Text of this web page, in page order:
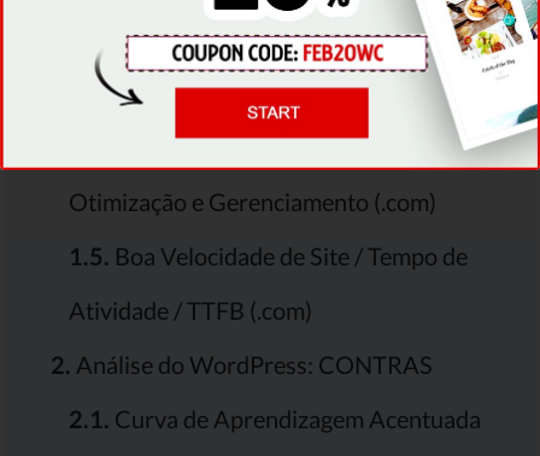
Uma Enorme Variedade de Temas
(.org)
Sem Preocupações com Segurança,
Otimização e Gerenciamento (.com)
1.5. Boa Velocidade de Site / Tempo de
Atividade / TTFB (.com)
2. Análise do WordPress: CONTRAS
2.1. Curva de Aprendizagem Acentuada